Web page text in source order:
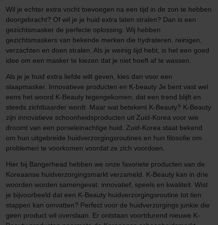
Wil je echter extra vocht toevoegen na een tijd in de zon te hebben
doorgebracht? Of wil je je huid extra laten stralen? Dan is een
gezichtsmasker de perfecte oplossing. Wij hebben
gezichtsmaskers van bekende merken die hydrateren, reinigen,
verzachten en doen stralen. Als je weinig tijd hebt, is het een goed
idee om een masker te kiezen dat je niet hoeft af te wassen.
Als je je huid extra liefde wilt geven, kies dan voor een
slaapmasker. Innovatieve producten en K-beauty Je bent vast wel
eens het woord K-Beauty tegengekomen, dat een trend blijft en
steeds zichtbaarder wordt. Maar wat betekent K-Beauty? K-Beauty
zijn innovatieve schoonheidsproducten uit Zuid-Korea voor wie
droomt van een porseleinachtige huid. Zuid-Korea staat bekend
om hun uitgebreide huidverzorgingsroutines en hun filosofie om
problemen te voorkomen voordat ze zich voordoen.
Hier bij Bangerhead hebben we onze favoriete producten van de
Koreaanse huidverzorgingsmarkt verzameld. K-Beauty kan in drie
woorden worden samengevat: innovatief, speels en kwaliteit. Wist
je bijvoorbeeld dat een K-Beauty huidverzorgingsroutine tot tien
stappen kan omvatten? Perfect voor de huidverzorgings junkie die
geen product wil overslaan. Er ontstaan voortdurend nieuwe K-